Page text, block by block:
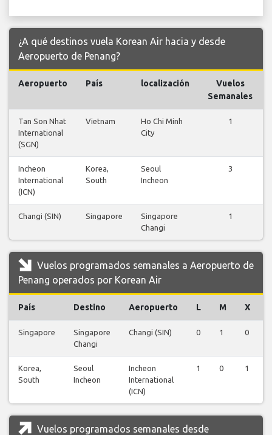
¿A qué destinos vuela Korean Air hacia y desde
Aeropuerto de Penang?
Aeropuerto País localización
Vuelos
Semanales
Tan Son Nhat
International
(SGN)
Vietnam
Ho Chi Minh
City
1
Incheon
International
(ICN)
Korea,
South
Seoul
Incheon
3
Changi (SIN) Singapore
Singapore
Changi
1
Vuelos programados semanales a Aeropuerto de
Penang operados por Korean Air
País Destino Aeropuerto L M X
Singapore
Singapore
Changi
Changi (SIN) 0 1 0
Korea,
South
Seoul
Incheon
Incheon
International
(ICN)
1 0 1
Vuelos programados semanales desde